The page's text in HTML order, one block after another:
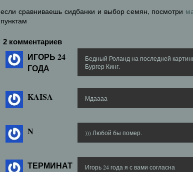
если сравниваешь сидбанки и выбор семян, посмотри
пунктам
2 комментариев
ИГОРЬ 24
ГОДА
Бедный Роланд на последней
Бургер Кинг.
KAISA Мдаааа
N ))) Любой бы помер.
ТЕРМИНАТ
Игорь 24 года я с вами согласна